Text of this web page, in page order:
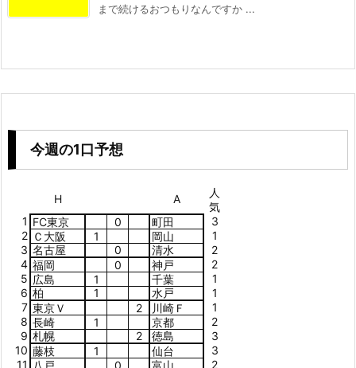
まで続けるおつもりなんですか ...
今週の1口予想
H A
人
気
1 FC東京 0 町田
3
2 Ｃ大阪 1 岡山
1
3 名古屋 0 清水
2
4 福岡 0 神戸
2
5 広島 1 千葉
1
6 柏 1 水戸
1
7 東京Ｖ 2 川崎Ｆ
1
8 長崎 1 京都
2
9 札幌 2 徳島
3
10 藤枝 1 仙台
3
11
八戸 0 富山 2